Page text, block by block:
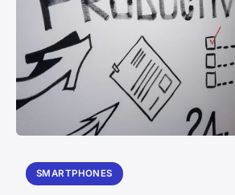
SMARTPHONES